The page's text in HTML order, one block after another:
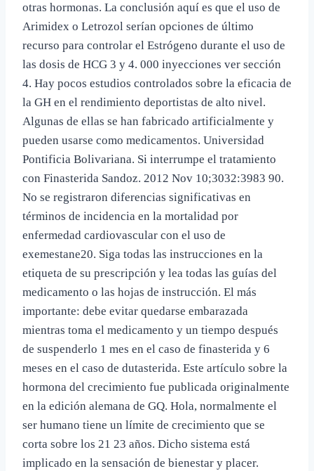
otras hormonas. La conclusión aquí es que el uso de
Arimidex o Letrozol serían opciones de último
recurso para controlar el Estrógeno durante el uso de
las dosis de HCG 3 y 4. 000 inyecciones ver sección
4. Hay pocos estudios controlados sobre la eficacia de
la GH en el rendimiento deportistas de alto nivel.
Algunas de ellas se han fabricado artificialmente y
pueden usarse como medicamentos. Universidad
Pontificia Bolivariana. Si interrumpe el tratamiento
con Finasterida Sandoz. 2012 Nov 10;3032:3983 90.
No se registraron diferencias significativas en
términos de incidencia en la mortalidad por
enfermedad cardiovascular con el uso de
exemestane20. Siga todas las instrucciones en la
etiqueta de su prescripción y lea todas las guías del
medicamento o las hojas de instrucción. El más
importante: debe evitar quedarse embarazada
mientras toma el medicamento y un tiempo después
de suspenderlo 1 mes en el caso de finasterida y 6
meses en el caso de dutasterida. Este artículo sobre la
hormona del crecimiento fue publicada originalmente
en la edición alemana de GQ. Hola, normalmente el
ser humano tiene un límite de crecimiento que se
corta sobre los 21 23 años. Dicho sistema está
implicado en la sensación de bienestar y placer.